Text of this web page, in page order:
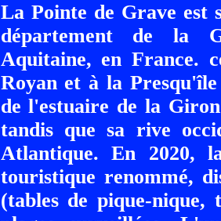
La Pointe de Grave est
département de la
Aquitaine, en France.
Royan et à la
de l'estuaire de la
tandis que sa rive
Atlantique. En 2020,
touristique renommé,
(tables de pique-nique,